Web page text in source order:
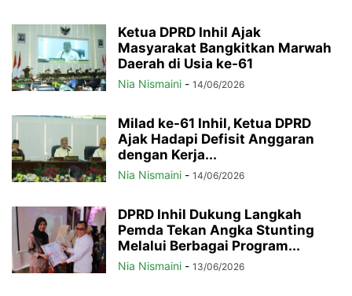
Ketua DPRD Inhil Ajak
Masyarakat Bangkitkan Marwah
Daerah di Usia ke-61
Nia Nismaini - 14/06/2026
Milad ke-61 Inhil, Ketua DPRD
Ajak Hadapi Defisit Anggaran
dengan Kerja...
Nia Nismaini - 14/06/2026
DPRD Inhil Dukung Langkah
Pemda Tekan Angka Stunting
Melalui Berbagai Program...
Nia Nismaini - 13/06/2026